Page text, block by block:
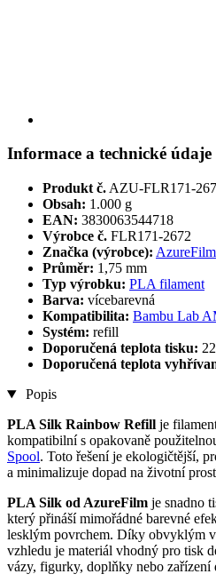
Informace a technické
Produkt č. AZU-FLR171-
Obsah: 1.000 g
EAN: 3830063544718
Výrobce č. FLR171-2672
Značka (výrobce): AzureFilm
Průměr: 1,75 mm
Typ výrobku: PLA filament
Barva: vícebarevná
Kompatibilita: Bambu Lab
Systém: refill
Doporučená teplota tisku:
Doporučená teplota
Popis
PLA Silk Rainbow Refill je
kompatibilní s opakovaně
Spool. Toto řešení je ekologičtější,
a minimalizuje dopad na životní
PLA Silk od AzureFilm je snadno
který přináší mimořádné barevné
lesklým povrchem. Díky obvyklým
vzhledu je materiál vhodný pro tisk
vázy, figurky, doplňky nebo zařízení